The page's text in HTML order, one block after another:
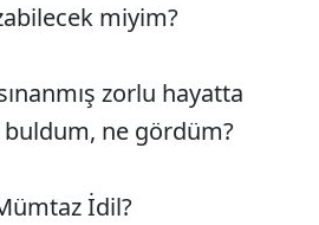
miyim?
zorlu hayatta
buldum, ne gördüm?
İdil?